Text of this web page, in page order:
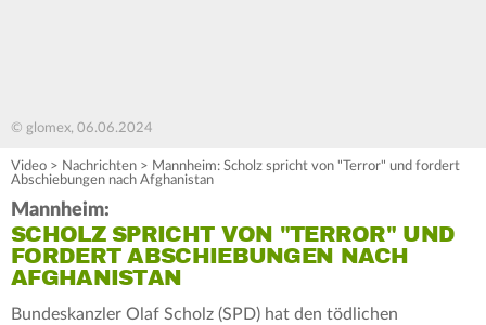
© glomex, 06.06.2024
Video > Nachrichten > Mannheim: Scholz spricht von "Terror" und fordert
Abschiebungen nach Afghanistan
Mannheim:
SCHOLZ SPRICHT VON "TERROR" UND
FORDERT ABSCHIEBUNGEN NACH
AFGHANISTAN
Bundeskanzler Olaf Scholz (SPD) hat den tödlichen